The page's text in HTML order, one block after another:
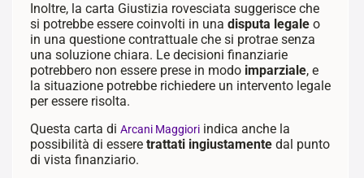
Inoltre, la carta Giustizia rovesciata suggerisce che
si potrebbe essere coinvolti in una disputa legaleo
in una questione contrattuale che si protrae senza
una soluzione chiara. Le decisioni finanziarie
potrebbero non essere prese in modo imparziale, e
la situazione potrebbe richiedere un intervento legale
per essere risolta.
Questa carta di Arcani Maggioriindica anche la
possibilità di essere trattati ingiustamentedal punto
di vista finanziario.